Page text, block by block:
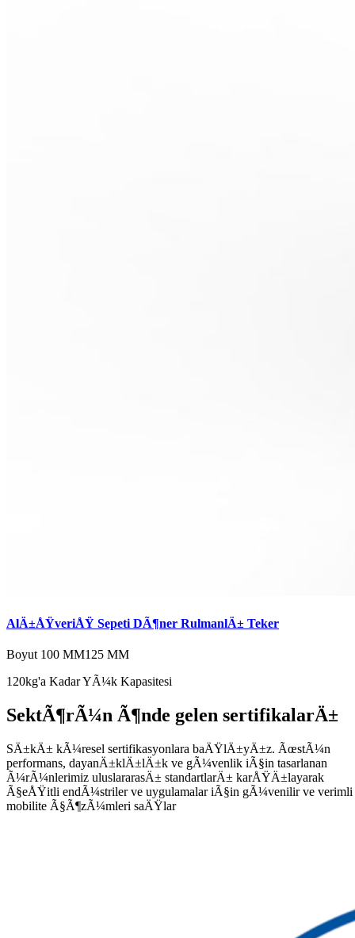
AlÄ±ÅŸveriÅŸ Sepeti DÃ¶ner RulmanlÄ± Teker
Boyut 100 MM125 MM
120kg'a Kadar YÃ¼k Kapasitesi
SektÃ¶rÃ¼n Ã¶nde gelen sertifikalarÄ±
SÄ±kÄ± kÃ¼resel sertifikasyonlara baÄŸlÄ±yÄ±z. ÃœstÃ¼n
performans, dayanÄ±klÄ±lÄ±k ve gÃ¼venlik iÃ§in tasarlanan
Ã¼rÃ¼nlerimiz uluslararasÄ± standartlarÄ± karÅŸÄ±layarak
Ã§eÅŸitli endÃ¼striler ve uygulamalar iÃ§in gÃ¼venilir ve verimli
mobilite Ã§Ã¶zÃ¼mleri saÄŸlar